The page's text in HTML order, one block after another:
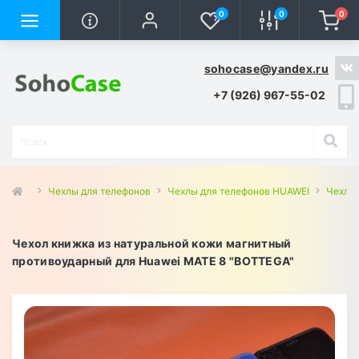
0 0 0
sohocase@yandex.ru
+7 (926) 967-55-02
Чехлы для телефонов Чехлы для телефонов HUAWEI Чехлы
Чехол книжка из натуральной кожи магнитный
противоударный для Huawei MATE 8 "BOTTEGA"